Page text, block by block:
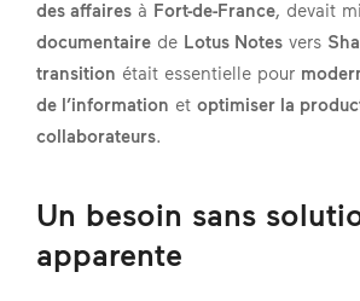
des affaires à Fort-de-France, devait
documentaire de Lotus Notes vers
transition était essentielle pour
de l’information et optimiser la
collaborateurs.
Un besoin sans
apparente